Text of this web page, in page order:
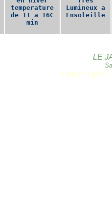
temperature
de 11 a 16C
min
Lumineux a
Ensoleille
LE
Copyright